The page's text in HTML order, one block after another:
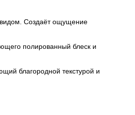
видом. Создаёт ощущение
полированный блеск и
благородной текстурой и